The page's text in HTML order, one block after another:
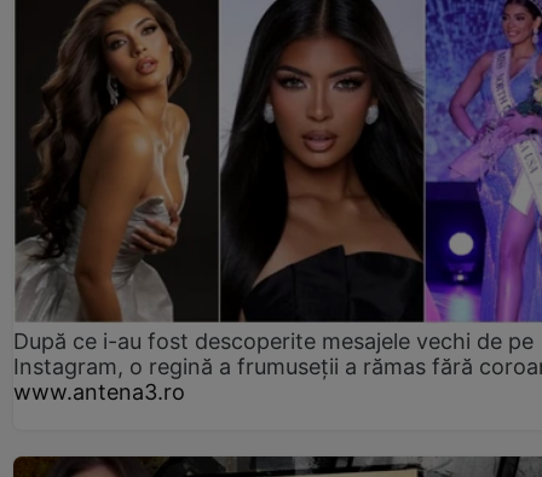
După ce i-au fost descoperite mesajele vechi de pe
Instagram, o regină a frumuseții a rămas fără
www.antena3.ro